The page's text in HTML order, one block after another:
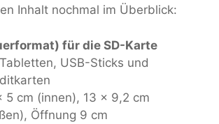
Inhalt nochmal im Überblick:
für die SD-Karte
USB-Sticks und
5 cm (innen), 13 x 9,2 cm
Öffnung 9 cm